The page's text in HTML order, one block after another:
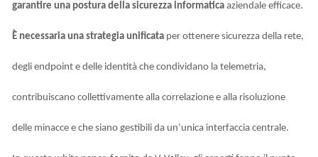
garantire una postura della sicurezza informatica aziendale efficace.
È necessaria una strategia unificata per ottenere sicurezza della rete,
degli endpoint e delle identità che condividano la telemetria,
contribuiscano collettivamente alla correlazione e alla risoluzione
delle minacce e che siano gestibili da un’unica interfaccia centrale.